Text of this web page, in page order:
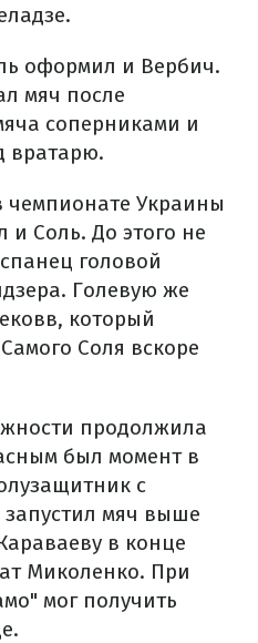
оформил и Вербич.
мяч после
соперниками и
вратарю.
Украины
и Соль. До этого не
головой
Голевую же
который
Соля вскоре
продолжила
был момент в
с
запустил мяч выше
в конце
Миколенко. При
мог получить